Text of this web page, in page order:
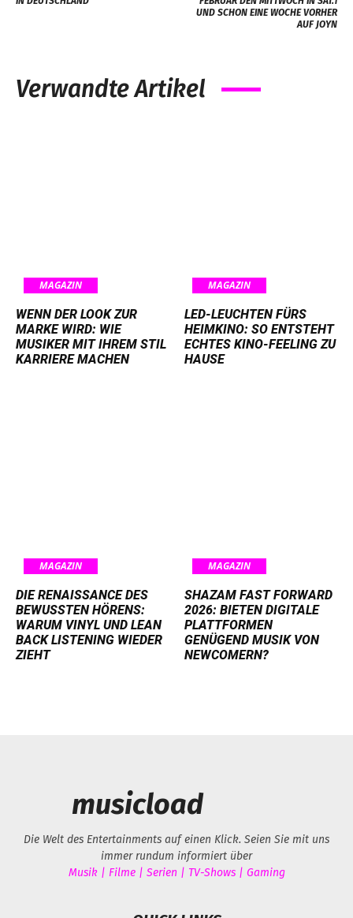
D SCHON EINE WOCHE VORHER AU
F JOYN
Verwandte Artikel
MAGAZIN
WENN DER LOOK ZUR
MARKE WIRD: WIE
MUSIKER MIT IHREM STIL
KARRIERE MACHEN
MAGAZIN
LED-LEUCHTEN FÜRS
HEIMKINO: SO ENTSTEHT
ECHTES KINO-FEELING ZU
HAUSE
MAGAZIN
DIE RENAISSANCE DES
BEWUSSTEN HÖRENS:
WARUM VINYL UND LEAN
BACK LISTENING WIEDER
ZIEHT
MAGAZIN
SHAZAM FAST FORWARD
2026: BIETEN DIGITALE
PLATTFORMEN
GENÜGEND MUSIK VON
NEWCOMERN?
musicload
Die Welt des Entertainments auf einen Klick. Seien Sie mit uns
immer rundum informiert über
Musik | Filme | Serien | TV-Shows | Gaming